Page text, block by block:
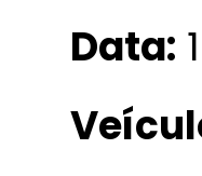
Data: